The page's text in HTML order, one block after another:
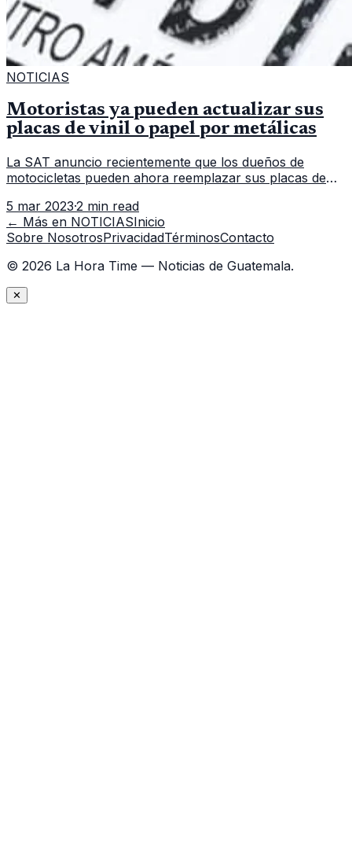
NOTICIAS
Motoristas ya pueden actualizar sus
placas de vinil o papel por metálicas
La SAT anuncio recientemente que los dueños de
motocicletas pueden ahora reemplazar sus placas de
de Administración Tributa
5 mar 2023·2 min read
← Más en NOTICIASInicio
Sobre NosotrosPrivacidadTérminosContacto
© 2026 La Hora Time — Noticias de Guatemala.